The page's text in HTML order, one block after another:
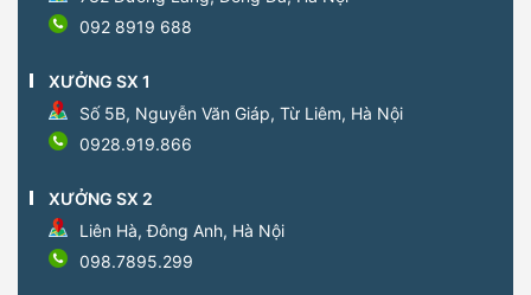
092 8919 688
XƯỞNG SX 1
Số 5B, Nguyễn Văn Giáp, Từ Liêm, Hà Nội
0928.919.866
XƯỞNG SX 2
Liên Hà, Đông Anh, Hà Nội
098.7895.299